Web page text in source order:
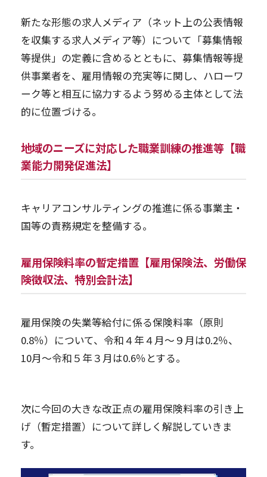
新たな形態の求人メディア（ネット上の公表情報
を収集する求人メディア等）について「募集情報
等提供」の定義に含めるとともに、募集情報等提
供事業者を、雇用情報の充実等に関し、ハローワ
ーク等と相互に協力するよう努める主体として法
的に位置づける。
地域のニーズに対応した職業訓練の推進等【職
業能力開発促進法】
キャリアコンサルティングの推進に係る事業主・
国等の責務規定を整備する。
雇用保険料率の暫定措置【雇用保険法、労働保
険徴収法、特別会計法】
雇用保険の失業等給付に係る保険料率（原則
0.8％）について、令和４年４月～９月は0.2％、
10月～令和５年３月は0.6％とする。
次に今回の大きな改正点の雇用保険料率の引き上
げ（暫定措置）について詳しく解説していきま
す。